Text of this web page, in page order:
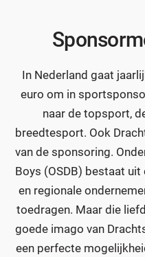
In Nederland gaat
euro om in
naar de topsport,
breedtesport. Ook
van de sponsoring.
Boys (OSDB) bestaat
en regionale
toedragen. Maar die
goede imago van
een perfecte